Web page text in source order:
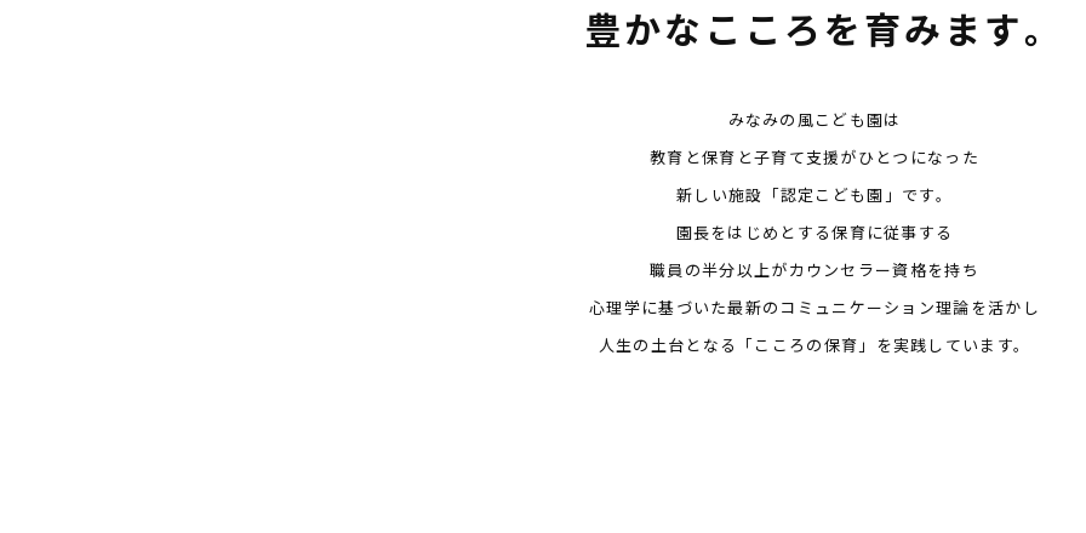
豊かなこころを育みます｡
みなみの風こども園は
教育と保育と子育て支援がひとつになった
新しい施設「認定こども園」です。
園長をはじめとする保育に従事する
職員の半分以上がカウンセラー資格を持ち
心理学に基づいた最新のコミュニケーション理論を活かし
人生の土台となる「こころの保育」を実践しています。